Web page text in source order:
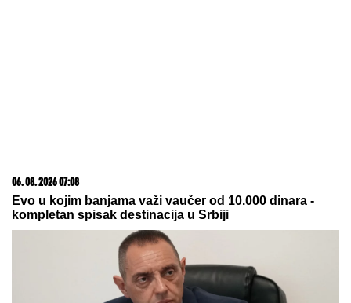
06. 08. 2026 07:08
Evo u kojim banjama važi vaučer od 10.000 dinara -
kompletan spisak destinacija u Srbiji